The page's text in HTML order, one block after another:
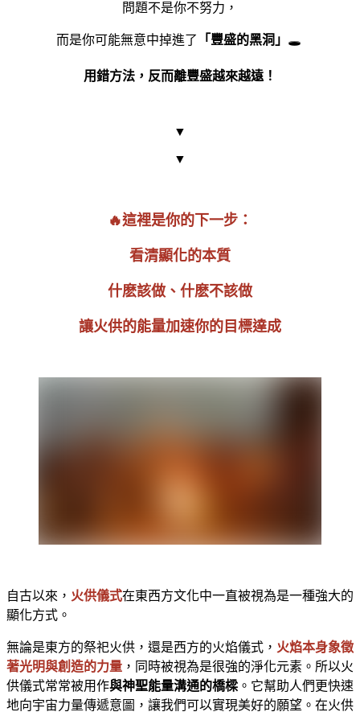
問題不是你不努力，
而是你可能無意中掉進了 「豐盛的黑洞」 🕳
用錯方法，反而離豐盛越來越遠！
▼
▼
🔥這裡是你的下一步：
看清顯化的本質
什麽該做、什麽不該做
讓火供的能量加速你的目標達成
自古以來， 火供儀式在東西方文化中一直被視為是一種強大的
顯化方式。
無論是東方的祭祀火供，還是西方的火焰儀式， 火焰本身象徵
著光明與創造的力量 ，同時被視為是很強的淨化元素。所以火
供儀式常常被用作與神聖能量溝通的橋樑 。它幫助人們更快速
地向宇宙力量傳遞意圖，讓我們可以實現美好的願望。在火供